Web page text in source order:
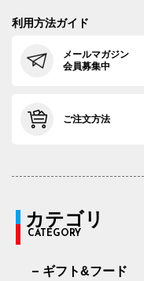
利用方法ガイド
メールマガジン
会員募集中
ご注文方法
カテゴリ
CATEGORY
ギフト&フード